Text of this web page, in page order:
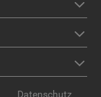
Datenschutz